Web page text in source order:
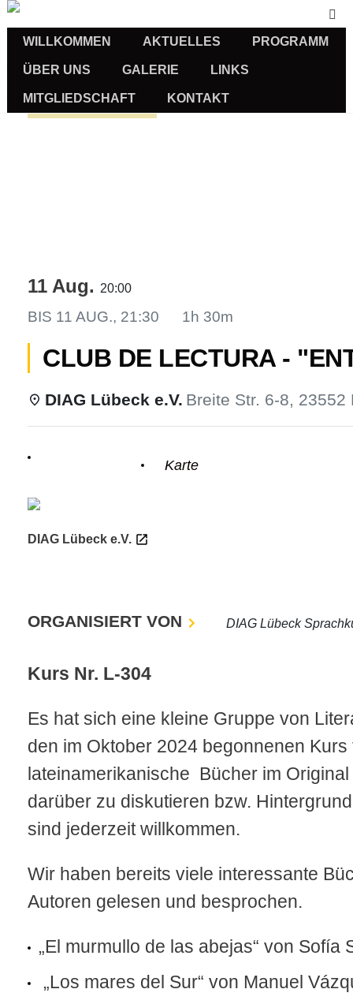
WILLKOMMEN AKTUELLES PROGRAMM
ÜBER UNS GALERIE LINKS
MITGLIEDSCHAFT KONTAKT
Sprachkurse
11 Aug. 20:00
BIS 11 AUG., 21:30 1h 30m
CLUB DE LECTURA -
DIAG Lübeck e.V. Breite Str. 6-8, 23552
Karte
DIAG Lübeck e.V.
ORGANISIERT VON DIAG Lübeck
Kurs Nr. L-304
Es hat sich eine kleine Gruppe von
den im Oktober 2024 begonnenen
lateinamerikanische Bücher im
darüber zu diskutieren bzw.
sind jederzeit willkommen.
Wir haben bereits viele interessante
Autoren gelesen und besprochen.
„El murmullo de las abejas“ von
„Los mares del Sur“ von Manuel